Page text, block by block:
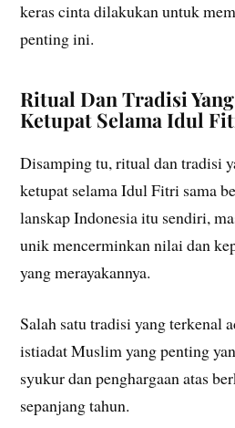
keras cinta dilakukan untuk
penting ini.
Ritual Dan Tradisi
Ketupat Selama Idul
Disamping tu, ritual dan tradisi
ketupat selama Idul Fitri sama
lanskap Indonesia itu sendiri,
unik mencerminkan nilai dan
yang merayakannya.
Salah satu tradisi yang terkenal
istiadat Muslim yang penting
syukur dan penghargaan atas
sepanjang tahun.